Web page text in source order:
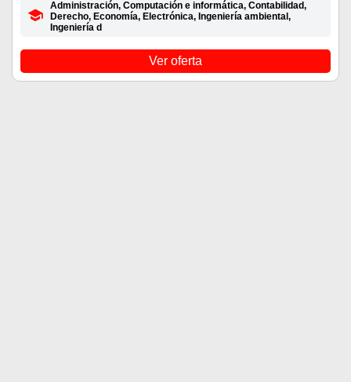
Administración, Computación e informática, Contabilidad,
Derecho, Economía, Electrónica, Ingeniería ambiental,
Ingeniería d
Ver oferta